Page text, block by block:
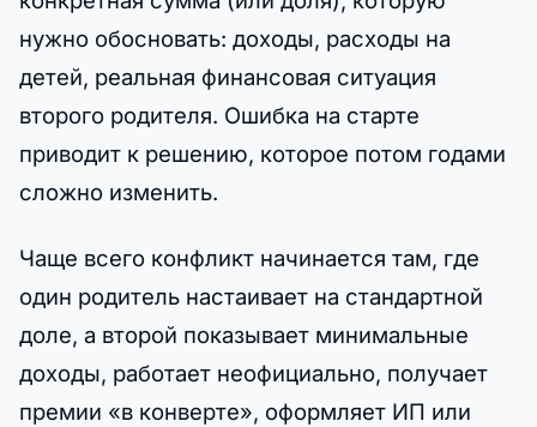
нужно обосновать: доходы, расходы на
детей, реальная финансовая ситуация
второго родителя. Ошибка на старте
приводит к решению, которое потом годами
сложно изменить.
Чаще всего конфликт начинается там, где
один родитель настаивает на стандартной
доле, а второй показывает минимальные
доходы, работает неофициально, получает
премии «в конверте», оформляет ИП или